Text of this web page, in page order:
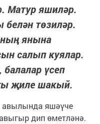
Матур яшиләр.
төзиләр.
янына
салып куялар.
үсеп
җиле шакый.
яшәүче
дип өметләнә.